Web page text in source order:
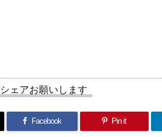
ェアお願いします
Facebook Pin it